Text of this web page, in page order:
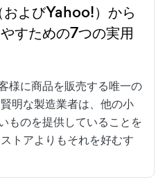
よびYahoo!）から
すための7つの実用
様に商品を販売する唯一の
明な製造業者は、他の小
ものを提供していることを
トアよりもそれを好むす